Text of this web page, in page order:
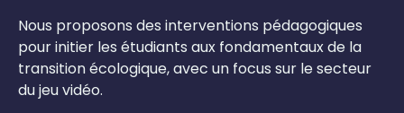
Nous proposons des interventions pédagogiques
pour initier les étudiants aux fondamentaux de la
transition écologique, avec un focus sur le secteur
du jeu vidéo.